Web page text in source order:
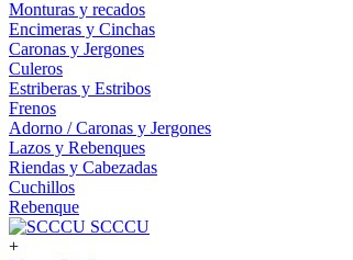
Monturas y recados
Encimeras y Cinchas
Caronas y Jergones
Culeros
Estriberas y Estribos
Frenos
Adorno / Caronas y Jergones
Lazos y Rebenques
Riendas y Cabezadas
Cuchillos
Rebenque
SCCCU
+